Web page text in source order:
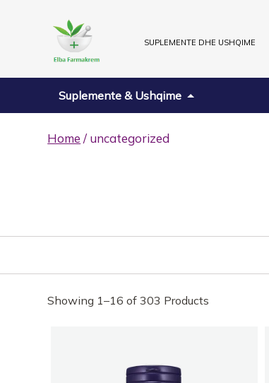
SUPLEMENTE DHE USHQIME
Suplemente & Ushqime
Home / uncategorized
Showing 1–16 of 303 Products